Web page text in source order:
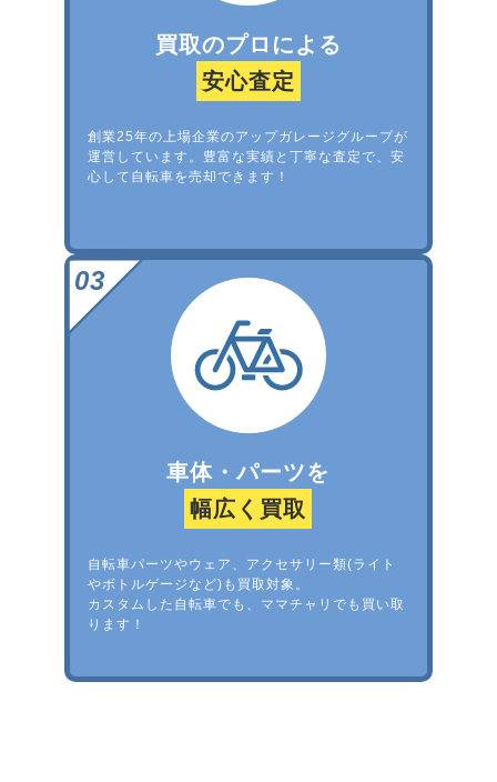
買取のプロによる
安心査定
創業25年の上場企業のアップガレージグループが
運営しています。豊富な実績と丁寧な査定で、安
心して自転車を売却できます！
車体・パーツを
幅広く買取
自転車パーツやウェア、アクセサリー類(ライト
やボトルゲージなど)も買取対象。
カスタムした自転車でも、ママチャリでも買い取
ります！